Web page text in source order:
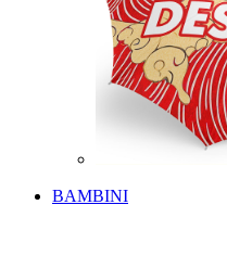
BAMBINI